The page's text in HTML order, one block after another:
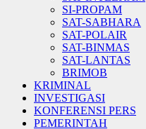
SI-PROPAM
SAT-SABHARA
SAT-POLAIR
SAT-BINMAS
SAT-LANTAS
BRIMOB
KRIMINAL
INVESTIGASI
KONFERENSI PERS
PEMERINTAH